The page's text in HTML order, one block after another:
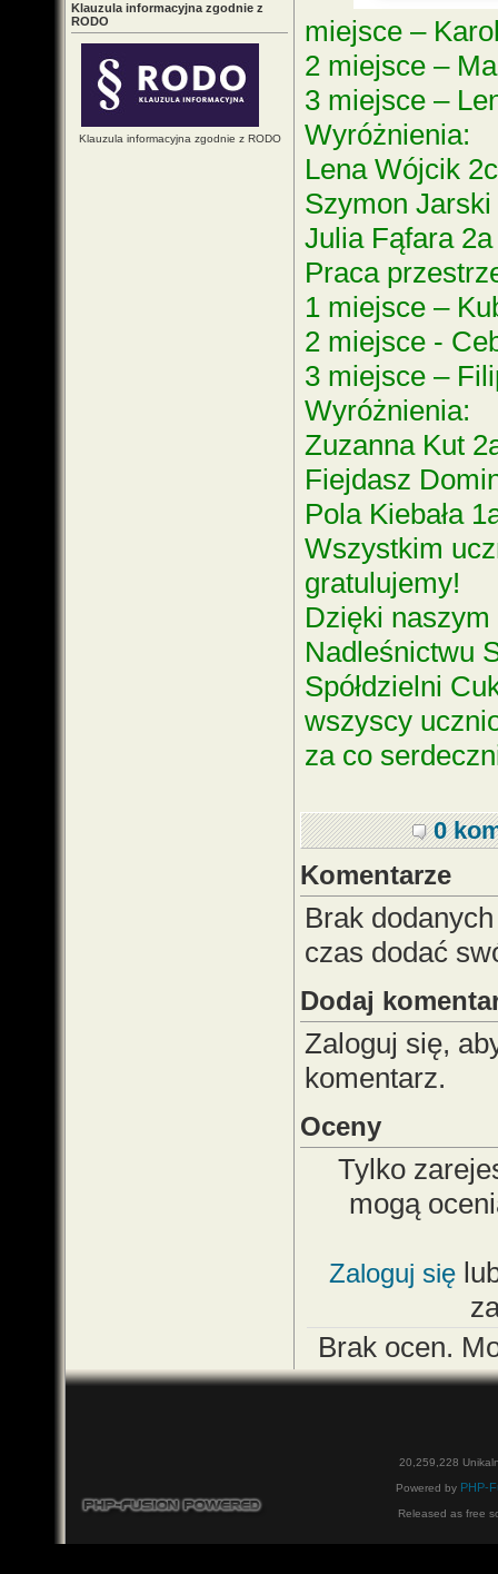
Klauzula informacyjna zgodnie z
RODO
Klauzula informacyjna zgodnie z RODO
miejsce –
2 miejsce –
3 miejsce –
Wyróżnienia:
Lena Wójcik 2c
Szymon Jarski
Julia Fąfara 2a
Praca
1 miejsce –
2 miejsce -
3 miejsce –
Wyróżnienia:
Zuzanna Kut
Fiejdasz
Pola Kiebała
Wszystkim
gratulujemy!
Dzięki
Nadleśnictwu
Spółdzielni
wszyscy
za co
0
Komentarze
Brak
czas dodać
Dodaj
Zaloguj się,
komentarz.
Oceny
Tylko
mogą
Zaloguj się
Brak ocen.
20,259,228
Powered by PHP-
Released as free